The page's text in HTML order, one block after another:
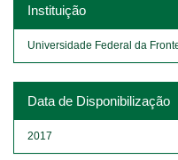
Instituição
Universidade Federal da
Data de Disponibilização
2017